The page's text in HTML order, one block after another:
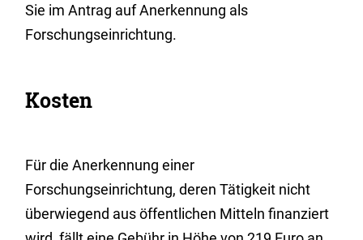
Sie im Antrag auf Anerkennung als
Forschungseinrichtung.
Kosten
Für die Anerkennung einer
Forschungseinrichtung, deren Tätigkeit nicht
überwiegend aus öffentlichen Mitteln finanziert